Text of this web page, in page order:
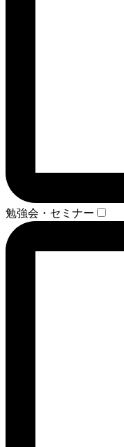
勉強会・セミナー